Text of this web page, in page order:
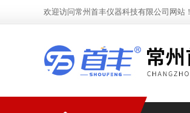
欢迎访问常州首丰仪器科技有限公司网站！